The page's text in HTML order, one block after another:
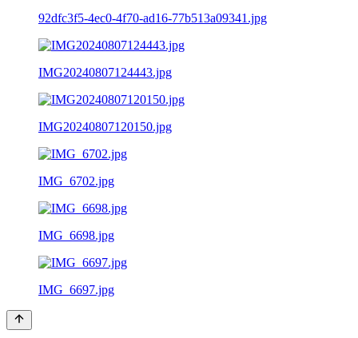
92dfc3f5-4ec0-4f70-ad16-77b513a09341.jpg
IMG20240807124443.jpg
IMG20240807120150.jpg
IMG_6702.jpg
IMG_6698.jpg
IMG_6697.jpg